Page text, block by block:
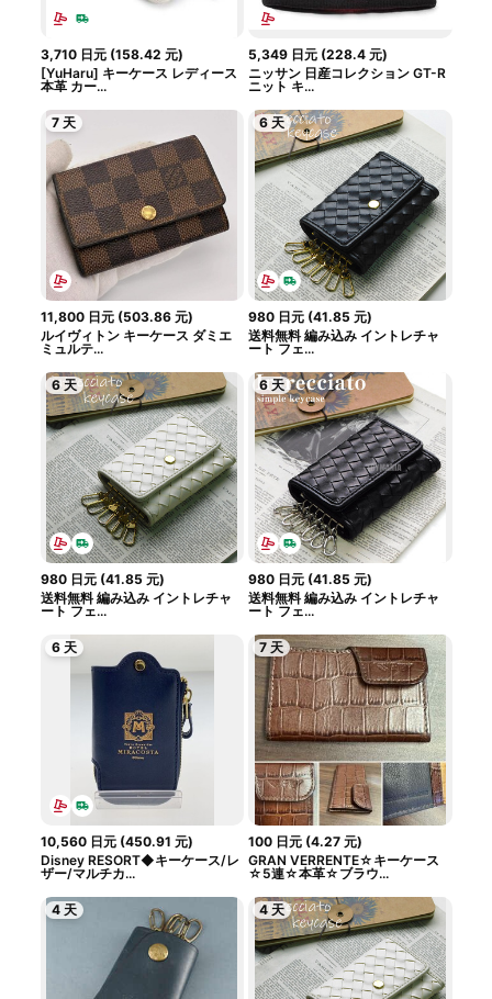
3,710 日元(158.42 元)
[YuHaru] キーケース レディース
本革 カー...
5,349 日元 (228.4 元)
ニッサン 日産コレクション GT-R
ニット キ...
7 天
11,800 日元(503.86 元)
ルイヴィトン キーケース ダミエ
ミュルテ...
6 天
980 日元 (41.85 元)
送料無料 編み込み イントレチャ
ート フェ...
6 天
980 日元(41.85 元)
送料無料 編み込み イントレチャ
ート フェ...
6 天
980 日元 (41.85 元)
送料無料 編み込み イントレチャ
ート フェ...
6 天
10,560 日元(450.91 元)
Disney RESORT◆キーケース/レ
ザー/マルチカ...
7 天
100 日元 (4.27 元)
GRAN VERRENTE☆キーケース
☆5連☆本革☆ブラウ...
4 天 4 天